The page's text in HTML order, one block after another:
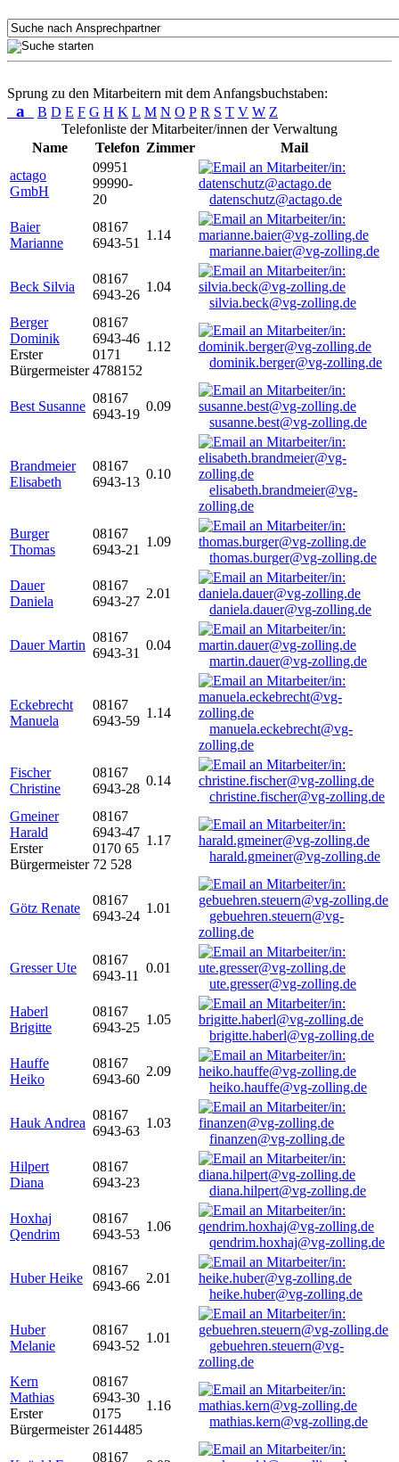
Sprung zu den Mitarbeitern mit dem Anfangsbuchstaben:
a B D E F G H K L M N O P R S T V W Z
Telefonliste der Mitarbeiter/innen der Verwaltung
Name
Telefon Zimmer
Mail
actago
GmbH
09951
99990-
20
datenschutz@actago.de
Baier
Marianne
08167
6943-51
1.14
marianne.baier@vg-zolling.de
Beck Silvia
08167
6943-26
1.04
silvia.beck@vg-zolling.de
Berger
Dominik
Erster
Bürgermeister
08167
6943-46
0171
4788152
1.12
dominik.berger@vg-zolling.de
Best Susanne
08167
6943-19
0.09
susanne.best@vg-zolling.de
Brandmeier
Elisabeth
08167
6943-13
0.10
elisabeth.brandmeier@vg-
zolling.de
Burger
Thomas
08167
6943-21
1.09
thomas.burger@vg-zolling.de
Dauer
Daniela
08167
6943-27
2.01
daniela.dauer@vg-zolling.de
Dauer Martin
08167
6943-31
0.04
martin.dauer@vg-zolling.de
Eckebrecht
Manuela
08167
6943-59
1.14
manuela.eckebrecht@vg-
zolling.de
Fischer
Christine
08167
6943-28
0.14
christine.fischer@vg-zolling.de
Gmeiner
Harald
Erster
Bürgermeister
08167
6943-47
0170 65
72 528
1.17
harald.gmeiner@vg-zolling.de
Götz Renate
08167
6943-24
1.01
gebuehren.steuern@vg-
zolling.de
Gresser Ute
08167
6943-11
0.01
ute.gresser@vg-zolling.de
Haberl
Brigitte
08167
6943-25
1.05
brigitte.haberl@vg-zolling.de
Hauffe
Heiko
08167
6943-60
2.09
heiko.hauffe@vg-zolling.de
Hauk Andrea
08167
6943-63
1.03
finanzen@vg-zolling.de
Hilpert
Diana
08167
6943-23
diana.hilpert@vg-zolling.de
Hoxhaj
Qendrim
08167
6943-53
1.06
qendrim.hoxhaj@vg-zolling.de
Huber Heike
08167
6943-66
2.01
heike.huber@vg-zolling.de
Huber
Melanie
08167
6943-52
1.01
gebuehren.steuern@vg-
zolling.de
Kern
Mathias
Erster
Bürgermeister
08167
6943-30
0175
2614485
1.16
mathias.kern@vg-zolling.de
08167